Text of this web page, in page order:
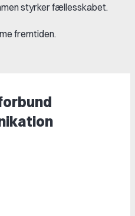
styrker fællesskabet.
fremtiden.